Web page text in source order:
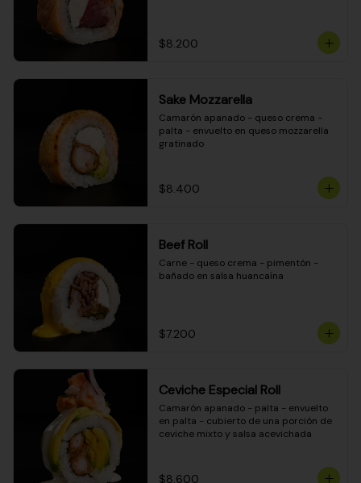
$8.200
Sake Mozzarella
Camarón apanado - queso crema -
palta - envuelto en queso mozzarella
gratinado
$8.400
Beef Roll
Carne - queso crema - pimentón -
bañado en salsa huancaína
$7.200
Ceviche Especial Roll
Camarón apanado - palta - envuelto
en palta - cubierto de una porción de
ceviche mixto y salsa acevichada
$8.600